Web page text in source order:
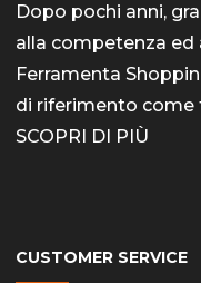
Dopo pochi anni,
alla competenza ed
Ferramenta
di riferimento come
SCOPRI DI PIÙ
CUSTOMER SERVICE